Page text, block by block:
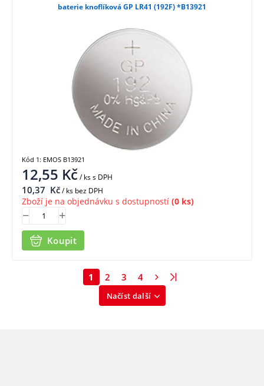
baterie knoflíková GP LR41 (192F) *B13921
12,55 Kč/ kss DPH
10,37 Kč/ ks bez DPH
Zboží je na objednávku s dostupností (0 ks)
Koupit
Kód 1: EMOS B13921
Načíst další
1 2 3 4